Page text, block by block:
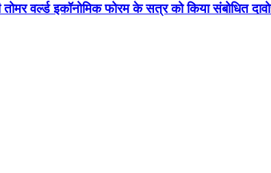
वर्ल्ड इकॉनोमिक फोरम के सत्र को किया संबोधित